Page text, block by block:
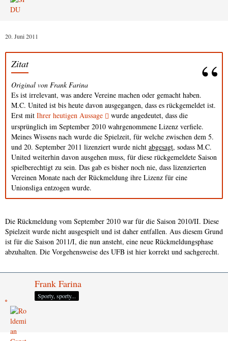
20. Juni 2011
Zitat
Original von Frank Farina
Es ist irrelevant, was andere Vereine machen oder gemacht haben.
M.C. United ist bis heute davon ausgegangen, dass es rückgemeldet ist.
Erst mit Ihrer heutigen Aussage
wurde angedeutet, dass die
ursprünglich im September 2010 wahrgenommene Lizenz verfiele.
Meines Wissens nach wurde die Spielzeit, für welche zwischen dem 5.
und 20. September 2011 lizenziert wurde nicht abgesagt, sodass M.C.
United weiterhin davon ausgehen muss, für diese rückgemeldete Saison
spielberechtigt zu sein. Das gab es bisher noch nie, dass lizenzierten
Vereinen Monate nach der Rückmeldung ihre Lizenz für eine
Unionsliga entzogen wurde.
Die Rückmeldung vom September 2010 war für die Saison 2010/II. Diese
Spielzeit wurde nicht ausgespielt und ist daher entfallen. Aus diesem Grund
ist für die Saison 2011/I, die nun ansteht, eine neue Rückmeldungsphase
abzuhalten. Die Vorgehensweise des UFB ist hier korrekt und sachgerecht.
Frank Farina
Sporty, sporty...